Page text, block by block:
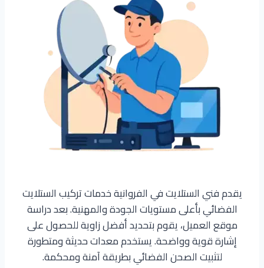
يقدم فني الستلايت في الفروانية خدمات تركيب الستلايت
الفضائي بأعلى مستويات الجودة والمهنية. بعد دراسة
موقع العميل، يقوم بتحديد أفضل زاوية للحصول على
إشارة قوية وواضحة. يستخدم معدات حديثة ومتطورة
لتثبيت الصحن الفضائي بطريقة آمنة ومحكمة.